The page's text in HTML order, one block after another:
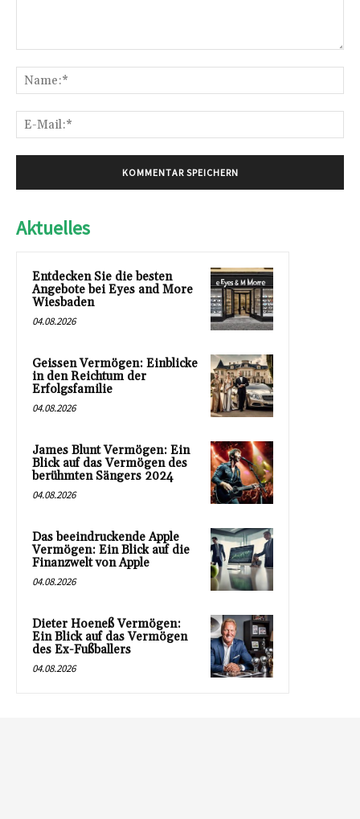
Aktuelles
Entdecken Sie die besten
Angebote bei Eyes and More
Wiesbaden
04.08.2026
Geissen Vermögen: Einblicke
in den Reichtum der
Erfolgsfamilie
04.08.2026
James Blunt Vermögen: Ein
Blick auf das Vermögen des
berühmten Sängers 2024
04.08.2026
Das beeindruckende Apple
Vermögen: Ein Blick auf die
Finanzwelt von Apple
04.08.2026
Dieter Hoeneß Vermögen:
Ein Blick auf das Vermögen
des Ex-Fußballers
04.08.2026